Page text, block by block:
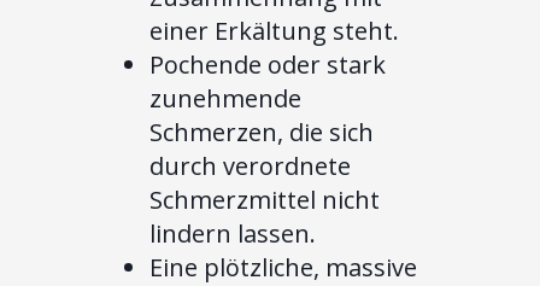
einer Erkältung steht.
Pochende oder stark
zunehmende
Schmerzen, die sich
durch verordnete
Schmerzmittel nicht
lindern lassen.
Eine plötzliche, massive